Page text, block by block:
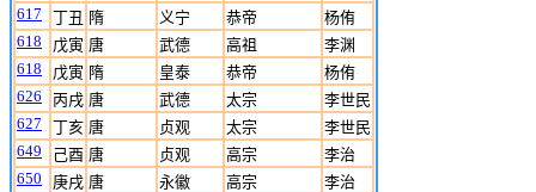
617
丁丑 隋 义宁 恭帝
杨侑
618
戊寅 唐 武德 高祖
李渊
618
戊寅 隋 皇泰 恭帝
杨侑
626
丙戌 唐 武德 太宗
李世民
627
丁亥 唐 贞观 太宗
李世民
649
己酉 唐 贞观 高宗
李治
650
庚戌 唐 永徽 高宗
李治